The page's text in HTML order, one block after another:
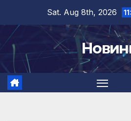
content
Sat. Aug 8th, 2026